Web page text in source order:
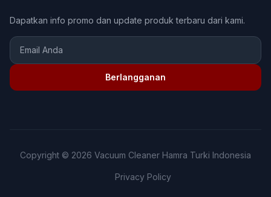
Dapatkan info promo dan update produk terbaru dari kami.
Berlangganan
Copyright © 2026 Vacuum Cleaner Hamra Turki Indonesia
Privacy Policy